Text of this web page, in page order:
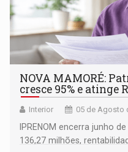
NOVA MAMORÉ:
cresce 95% e atinge
Interior 05 de Agosto
IPRENOM encerra junho
136,27 milhões,